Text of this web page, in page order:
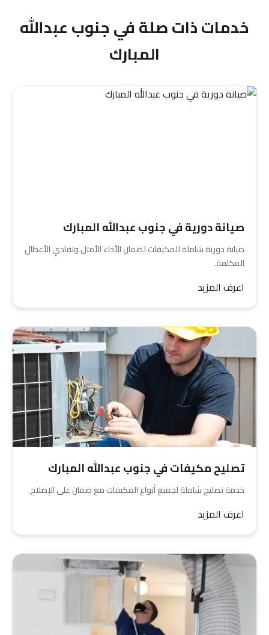
خدمات ذات صلة في جنوب عبدالله
المبارك
صيانة دورية في جنوب عبدالله المبارك
صيانة دورية شاملة للمكيفات لضمان الأداء الأمثل وتفادي الأعطال
المكلفة.
اعرف المزيد
تصليح مكيفات في جنوب عبدالله المبارك
خدمة تصليح شاملة لجميع أنواع المكيفات مع ضمان على الإصلاح.
اعرف المزيد